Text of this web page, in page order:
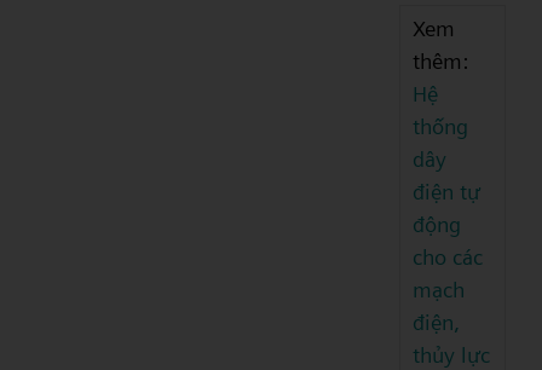
Xem
thêm:
Hệ
thống
dây
điện tự
động
cho các
mạch
điện,
thủy lực